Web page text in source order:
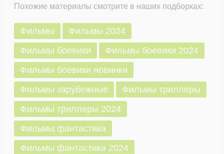
Похожие материалы смотрите в наших подборках:
Фильмы
Фильмы 2024
Фильмы боевики
Фильмы боевики 2024
Фильмы боевики новинки
Фильмы зарубежные
Фильмы триллеры
Фильмы триллеры 2024
Фильмы фантастика
Фильмы фантастика 2024